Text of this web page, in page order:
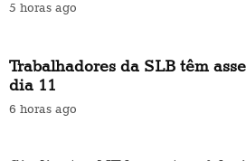
5 horas ago
Trabalhadores da SLB têm
dia 11
6 horas ago